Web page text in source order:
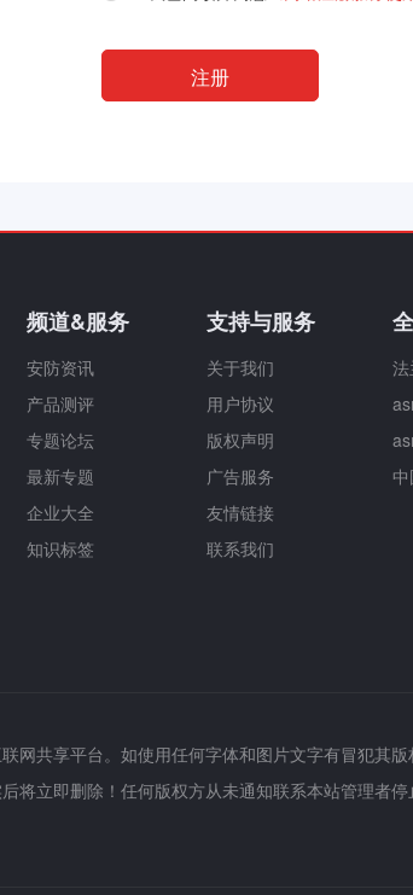
频道&服务
安防资讯
产品测评
专题论坛
最新专题
企业大全
知识标签
支持与服务
关于我们
用户协议
版权声明
广告服务
友情链接
联系我们
网共享平台。如使用任何字体和图片文字有冒犯其
将立即删除！任何版权方从未通知联系本站管理者